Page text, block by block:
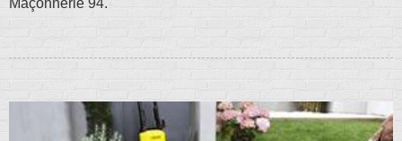
Maçonnerie 94.